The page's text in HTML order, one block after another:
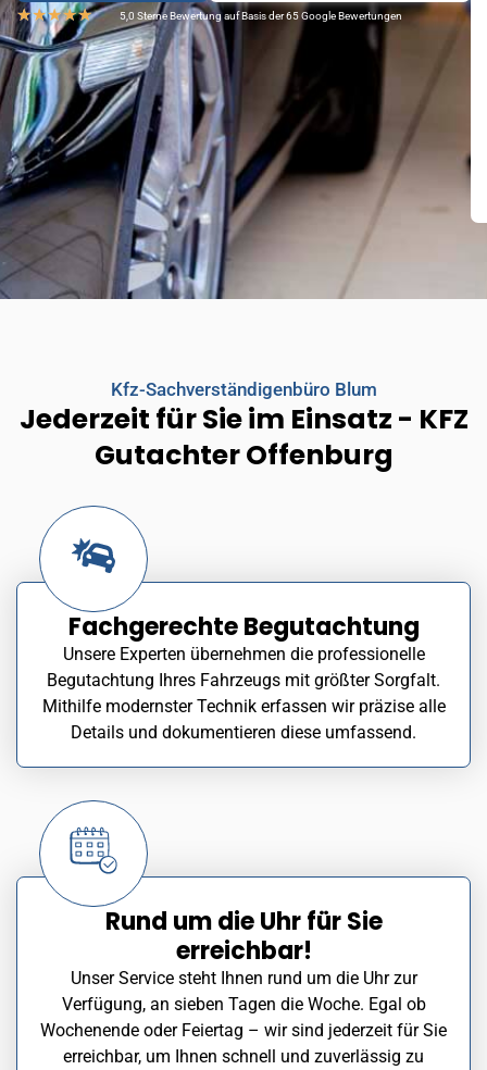
★★★★★ 5,0 Sterne Bewertung auf Basis der 65 Google Bewertungen
Kfz-Sachverständigenbüro Blum
Jederzeit für Sie im Einsatz - KFZ
Gutachter Offenburg
Fachgerechte Begutachtung
Unsere Experten übernehmen die professionelle
Begutachtung Ihres Fahrzeugs mit größter Sorgfalt.
Mithilfe modernster Technik erfassen wir präzise alle
Details und dokumentieren diese umfassend.
Rund um die Uhr für Sie
erreichbar!
Unser Service steht Ihnen rund um die Uhr zur
Verfügung, an sieben Tagen die Woche. Egal ob
Wochenende oder Feiertag – wir sind jederzeit für Sie
erreichbar, um Ihnen schnell und zuverlässig zu